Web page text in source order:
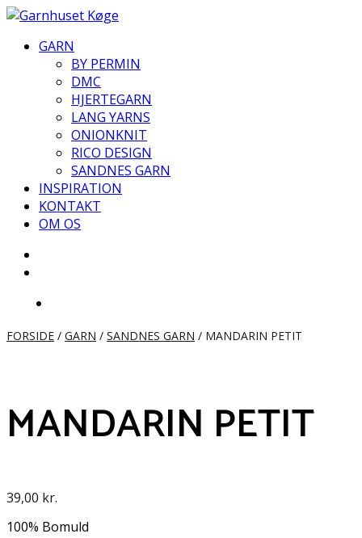
Videre
indholdGARN
BY PERMIN
DMC
HJERTEGARN
LANG YARNS
ONIONKNIT
RICO DESIGN
SANDNES GARN
INSPIRATION
KONTAKT
OM OS
FORSIDE / GARN / SANDNES GARN / MANDARIN PETIT
MANDARIN PETIT
39,00 kr.
100% Bomuld